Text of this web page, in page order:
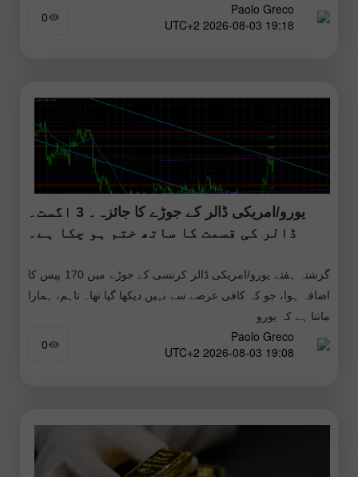
اضافہ حاصل کیا۔ لہٰذا، ہمارا ماننا
Paolo Greco
19:18 2026-08-03 UTC+2
0
یورو/امریکی ڈالر کے جوڑے کا جائزہ۔ 3 اگست۔
ڈالر کی قسمت کا ساتھ ختم ہو چکا ہے۔
گزشتہ ہفتے یورو/امریکی ڈالر کرنسی کے جوڑے میں 170 پپس کا
اضافہ ہوا، جو کہ کافی عرصے سے نہیں دیکھا گیا تھا۔ تاہم، ہمارا
ماننا ہے کہ یورو
Paolo Greco
19:08 2026-08-03 UTC+2
0